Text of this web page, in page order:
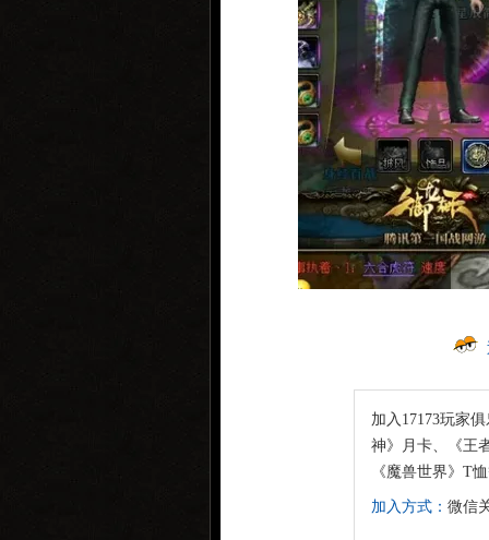
加入17173玩家
神》月卡、《王
《魔兽世界》T
加入方式： 微信